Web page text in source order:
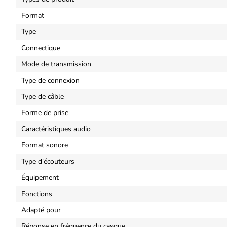
Format
Type
Connectique
Mode de transmission
Type de connexion
Type de câble
Forme de prise
Caractéristiques audio
Format sonore
Type d'écouteurs
Équipement
Fonctions
Adapté pour